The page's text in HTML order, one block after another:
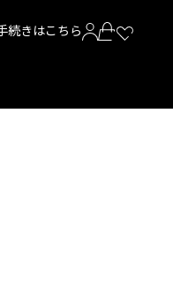
続きはこちら